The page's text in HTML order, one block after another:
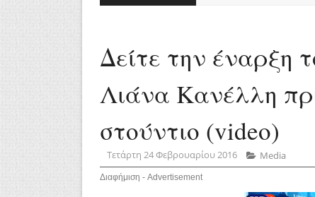
Δείτε την έναρξη
Λιάνα Κανέλλη
στούντιο (video)
Τετάρτη 24 Φεβρουαρίου 2016 Media
Διαφήμιση - Advertisement